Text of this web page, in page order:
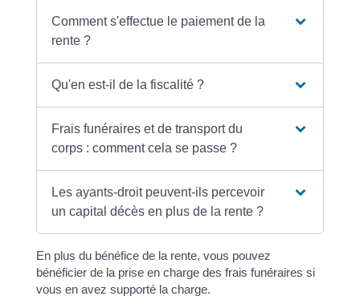
Comment s'effectue le paiement de la
rente ?
Qu'en est-il de la fiscalité ?
Frais funéraires et de transport du
corps : comment cela se passe ?
Les ayants-droit peuvent-ils percevoir
un capital décès en plus de la rente ?
En plus du bénéfice de la rente, vous pouvez
bénéficier de la prise en charge des frais funéraires si
vous en avez supporté la charge.